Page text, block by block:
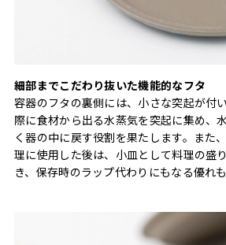
細部までこだわり抜いた機能的なフタ
容器のフタの裏側には、小さな突起が付
際に食材から出る水蒸気を突起に集め、
く器の中に戻す役割を果たします。また
理に使用した後は、小皿として料理の盛
き、保存時のラップ代わりにもなる優れも